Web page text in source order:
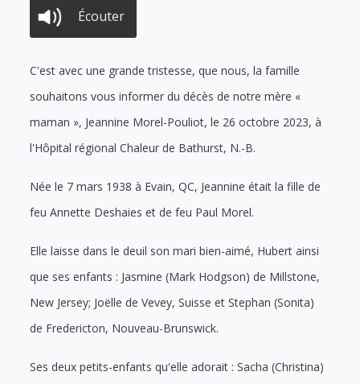
Écouter
C'est avec une grande tristesse, que nous, la famille
souhaitons vous informer du décès de notre mère «
maman », Jeannine Morel-Pouliot, le 26 octobre 2023, à
l'Hôpital régional Chaleur de Bathurst, N.-B.
Née le 7 mars 1938 à Evain, QC, Jeannine était la fille de
feu Annette Deshaies et de feu Paul Morel.
Elle laisse dans le deuil son mari bien-aimé, Hubert ainsi
que ses enfants : Jasmine (Mark Hodgson) de Millstone,
New Jersey; Joëlle de Vevey, Suisse et Stephan (Sonita)
de Fredericton, Nouveau-Brunswick.
Ses deux petits-enfants qu'elle adorait : Sacha (Christina)